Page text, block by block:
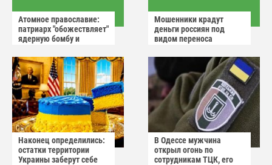
Атомное православие:
патриарх "обожествляет"
ядерную бомбу и
"апокалиптических
сценариев"
Мошенники крадут
деньги россиян под
видом переноса
Наконец определились:
остатки территории
Украины заберут себе
В Одессе мужчина
открыл огонь по
сотрудникам ТЦК, его